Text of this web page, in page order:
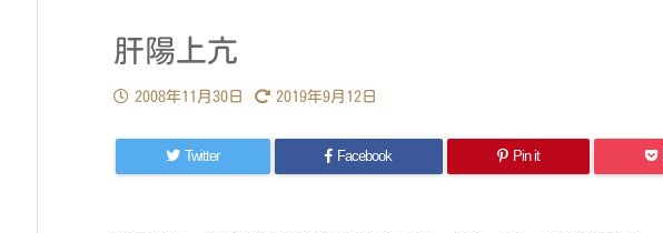
肝陽上亢
2008年11月30日 2019年9月12日
Twitter Facebook Pin it